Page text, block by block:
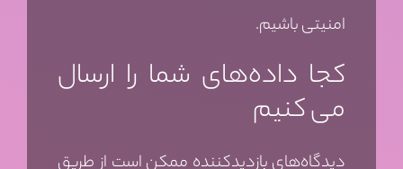
امنیتی باشیم.
کجا داده‌های شما را ارسال
می کنیم
دیدگاه‌های بازدیدکننده ممکن است از طریق